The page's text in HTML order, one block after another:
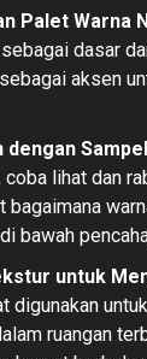
Palet Warna
dasar
aksen
dengan Sampel
coba lihat dan
bagaimana
bawah
untuk
digunakan
ruangan